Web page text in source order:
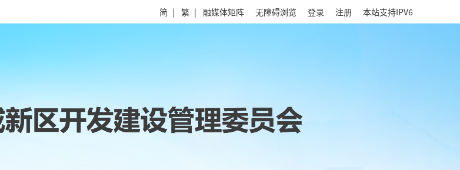
简 | 繁 | 融媒体矩阵 无障碍浏览 登录 注册 本站支持IPV6